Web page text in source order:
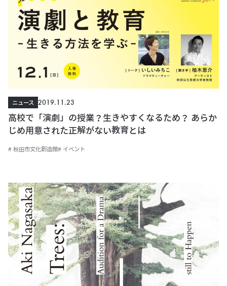
ニュース
2019.11.23
高校で「演劇」の授業？生きやすくなるため？ あらか
じめ用意された正解がない教育とは
# 秋田市文化創造館# イベント